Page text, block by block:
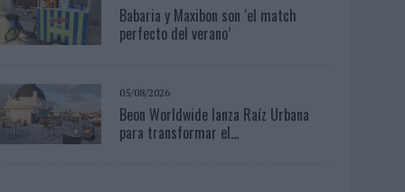
Babaria y Maxibon son ‘el match
perfecto del verano’
05/08/2026
Beon Worldwide lanza Raíz Urbana
para transformar el...